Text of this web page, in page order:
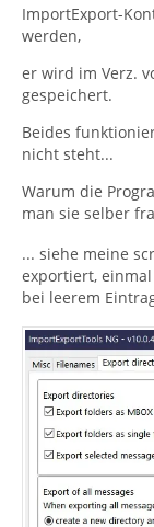
ImportExport-
werden,
er wird im Verz.
gespeichert.
Beides
nicht steht...
Warum die
man sie selber
... siehe meine
exportiert,
bei leerem